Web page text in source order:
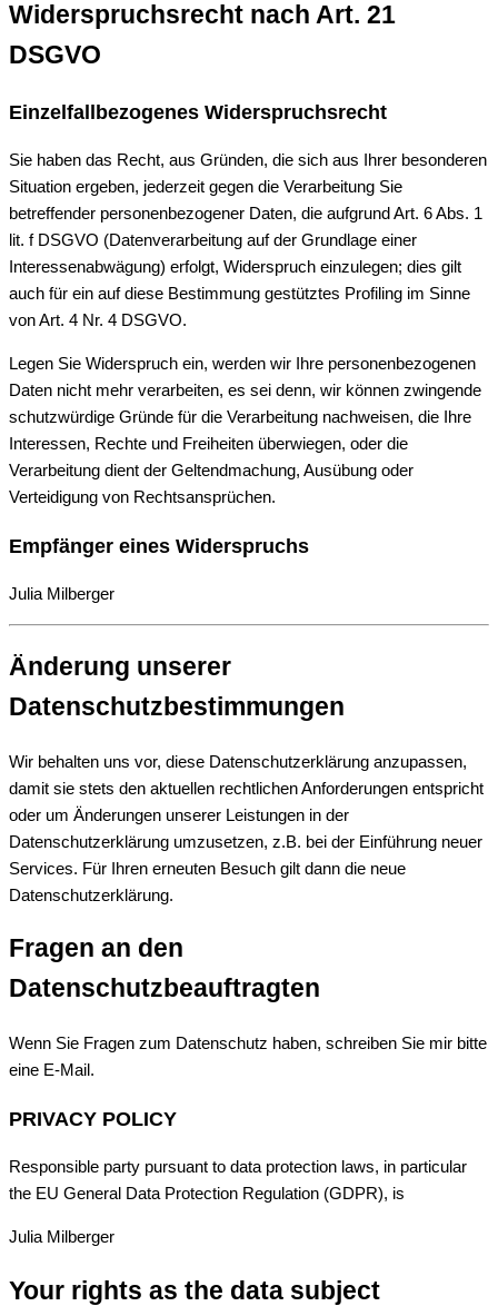
Widerspruchsrecht nach Art. 21
DSGVO
Einzelfallbezogenes Widerspruchsrecht
Sie haben das Recht, aus Gründen, die sich aus Ihrer besonderen
Situation ergeben, jederzeit gegen die Verarbeitung Sie
betreffender personenbezogener Daten, die aufgrund Art. 6 Abs. 1
lit. f DSGVO (Datenverarbeitung auf der Grundlage einer
Interessenabwägung) erfolgt, Widerspruch einzulegen; dies gilt
auch für ein auf diese Bestimmung gestütztes Profiling im Sinne
von Art. 4 Nr. 4 DSGVO.
Legen Sie Widerspruch ein, werden wir Ihre personenbezogenen
Daten nicht mehr verarbeiten, es sei denn, wir können zwingende
schutzwürdige Gründe für die Verarbeitung nachweisen, die Ihre
Interessen, Rechte und Freiheiten überwiegen, oder die
Verarbeitung dient der Geltendmachung, Ausübung oder
Verteidigung von Rechtsansprüchen.
Empfänger eines Widerspruchs
Julia Milberger
Änderung unserer
Datenschutzbestimmungen
Wir behalten uns vor, diese Datenschutzerklärung anzupassen,
damit sie stets den aktuellen rechtlichen Anforderungen entspricht
oder um Änderungen unserer Leistungen in der
Datenschutzerklärung umzusetzen, z.B. bei der Einführung neuer
Services. Für Ihren erneuten Besuch gilt dann die neue
Datenschutzerklärung.
Fragen an den
Datenschutzbeauftragten
Wenn Sie Fragen zum Datenschutz haben, schreiben Sie mir bitte
eine E-Mail.
PRIVACY POLICY
Responsible party pursuant to data protection laws, in particular
the EU General Data Protection Regulation (GDPR), is
Julia Milberger
Your rights as the data subject